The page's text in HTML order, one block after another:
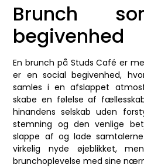
Brunch
begivenhed
En brunch på Studs Café er
er en social begivenhed,
samles i en afslappet
skabe en følelse af
hinandens selskab uden
stemning og den venlige
slappe af og lade
virkelig nyde øjeblikket,
brunchoplevelse med sine